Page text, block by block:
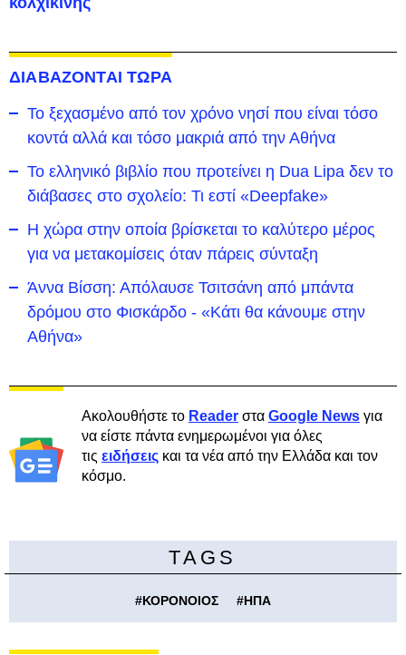
ΔΙΑΒΑΖΟΝΤΑΙ ΤΩΡΑ
To ξεχασμένο από τον χρόνο νησί που είναι τόσο
κοντά αλλά και τόσο μακριά από την Αθήνα
Το ελληνικό βιβλίο που προτείνει η Dua Lipa δεν το
διάβασες στο σχολείο: Τι εστί «Deepfake»
Η χώρα στην οποία βρίσκεται το καλύτερο μέρος
για να μετακομίσεις όταν πάρεις σύνταξη
Άννα Βίσση: Απόλαυσε Τσιτσάνη από μπάντα
δρόμου στο Φισκάρδο - «Κάτι θα κάνουμε στην
Αθήνα»
Ακολουθήστε το Reader στα Google News για
να είστε πάντα ενημερωμένοι για όλες
τις ειδήσεις και τα νέα από την Ελλάδα και τον
κόσμο.
TAGS
#ΚΟΡΟΝΟΙΟΣ #ΗΠΑ